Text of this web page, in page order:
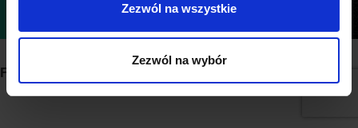
Zezwól na wszystkie
Zezwól na wybór
Featured Product